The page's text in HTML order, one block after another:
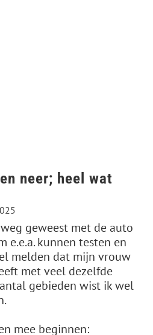
neer; heel wat
geweest met de auto
e.e.a. kunnen testen en
melden dat mijn vrouw
met veel dezelfde
gebieden wist ik wel
mee beginnen: